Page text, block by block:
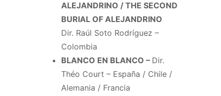
ALEJANDRINO / THE SECOND
BURIAL OF ALEJANDRINO
Dir. Raúl Soto Rodríguez –
Colombia
BLANCO EN BLANCO – Dir.
Théo Court – España / Chile /
Alemania / Francia